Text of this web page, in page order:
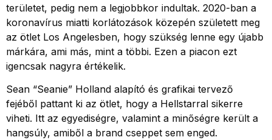
területet, pedig nem a legjobbkor indultak. 2020-ban a
koronavírus miatti korlátozások közepén született meg
az ötlet Los Angelesben, hogy szükség lenne egy újabb
márkára, ami más, mint a többi. Ezen a piacon ezt
igencsak nagyra értékelik.
Sean “Seanie” Holland alapító és grafikai tervező
fejéből pattant ki az ötlet, hogy a Hellstarral sikerre
viheti. Itt az egyediségre, valamint a minőségre került a
hangsúly, amiből a brand cseppet sem enged.